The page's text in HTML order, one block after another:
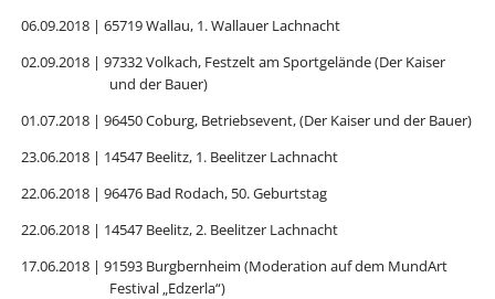
06.09.2018 | 65719 Wallau, 1. Wallauer Lachnacht
02.09.2018 | 97332 Volkach, Festzelt am Sportgelände (Der Kaiser
und der Bauer)
01.07.2018 | 96450 Coburg, Betriebsevent, (Der Kaiser und der Bauer)
23.06.2018 | 14547 Beelitz, 1. Beelitzer Lachnacht
22.06.2018 | 96476 Bad Rodach, 50. Geburtstag
22.06.2018 | 14547 Beelitz, 2. Beelitzer Lachnacht
17.06.2018 | 91593 Burgbernheim (Moderation auf dem MundArt
Festival „Edzerla“)